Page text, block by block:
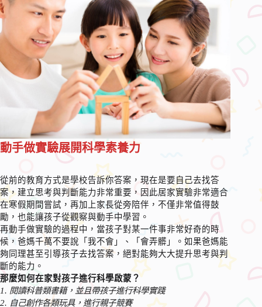
動手做實驗展開科學素養力
從前的教育方式是學校告訴你答案，現在是要自己去找答
案，建立思考與判斷能力非常重要，因此居家實驗非常適合
在寒假期間嘗試，再加上家長從旁陪伴，不僅非常值得鼓
勵，也能讓孩子從觀察與動手中學習。
再動手做實驗的過程中，當孩子對某一件事非常好奇的時
候，爸媽千萬不要說「我不會」、「會弄髒」。如果爸媽能
夠同理甚至引導孩子去找答案，絕對能夠大大提升思考與判
斷的能力。
那麼如何在家對孩子進行科學啟蒙？
1. 閱讀科普類書籍，並且帶孩子進行科學實踐
2. 自己創作各類玩具，進行親子競賽